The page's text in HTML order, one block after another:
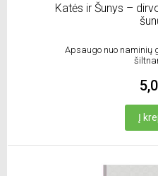
Katės ir Šunys –
Apsaugo nuo naminių
Į